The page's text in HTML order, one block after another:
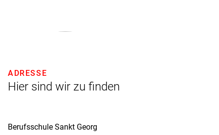
Hier sind wir zu finden
ADRESSE
Berufsschule Sankt Georg